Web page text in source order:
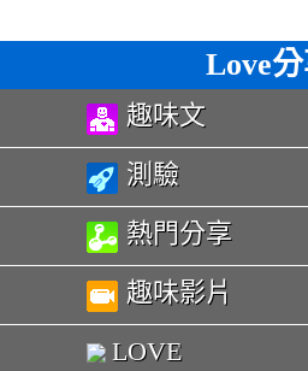
Love
趣味文
測驗
熱門分享
趣味影片
LOVE